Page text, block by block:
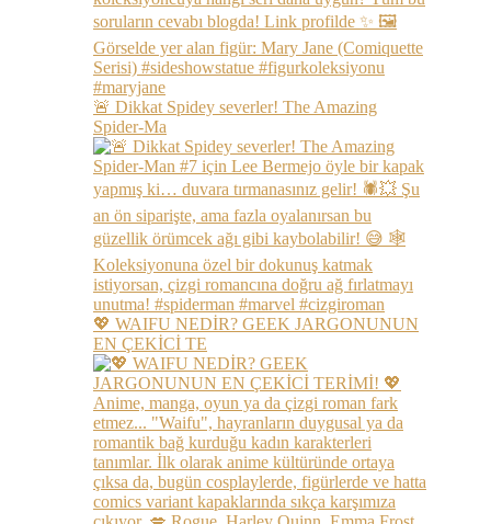
🚨 Dikkat Spidey severler! The Amazing
Spider-Ma
💖 WAIFU NEDİR? GEEK JARGONUNUN
EN ÇEKİCİ TE